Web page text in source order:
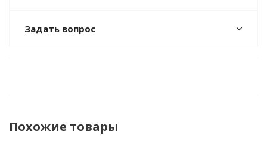
Задать вопрос
Похожие товары